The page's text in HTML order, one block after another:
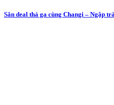
Săn deal thả ga cùng Changi – Ngập